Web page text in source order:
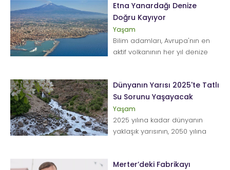
Etna Yanardağı Denize
Doğru Kayıyor
Yaşam
Bilim adamları, Avrupa'nın en
aktif volkanının her yıl denize
Dünyanın Yarısı 2025'te Tatlı
Su Sorunu Yaşayacak
Yaşam
2025 yılına kadar dünyanın
yaklaşık yarısının, 2050 yılına
Merter’deki Fabrikayı